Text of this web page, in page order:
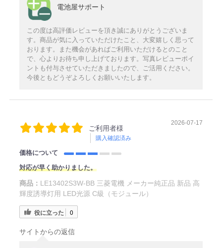
電池屋サポート
この度は高評価レビューを頂き誠にありがとうございま
す。商品が気に入っていただけたこと、大変嬉しく思って
おります。また機会があればご利用いただけるとのこと
で、心よりお待ち申し上げております。写真レビューポイ
ントも付与させていただきましたので、ご活用ください。
今後ともどうぞよろしくお願いいたします。
ご利用者様
購入確認済み
2026-07-17
価格について
対応が早く助かりました。
商品： LE13402S3W-BB 三菱電機 メーカー純正品 新品 高
輝度誘導灯用 LED光源 C級（モジュール）
役に立った 0
サイトからの返信